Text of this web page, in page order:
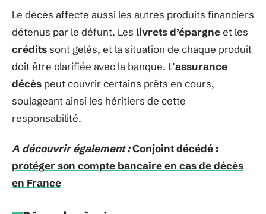
Le décès affecte aussi les autres produits financiers
détenus par le défunt. Les livrets d’épargneet les
créditssont gelés, et la situation de chaque produit
doit être clarifiée avec la banque. L’assurance
décès peut couvrir certains prêts en cours,
soulageant ainsi les héritiers de cette
responsabilité.
A découvrir également :Conjoint décédé :
protéger son compte bancaire en cas de décès
en France